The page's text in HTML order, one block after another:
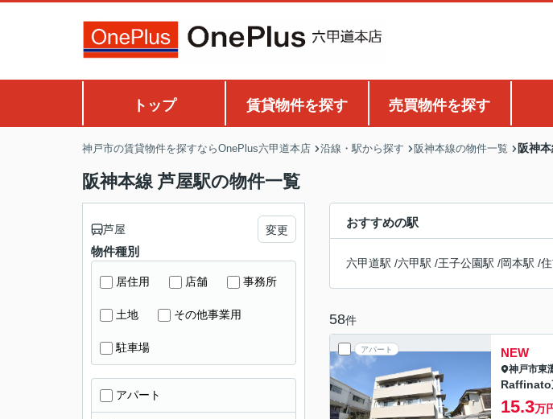
トップ 賃貸物件を探す 売買物件を探す
神戸市の賃貸物件を探すならOnePlus六甲道本店 沿線・駅から探す 阪神本線の物件一覧 阪神
阪神本線 芦屋駅の物件一覧
おすすめの駅
六甲道駅 /六甲駅 /王子公園駅 /岡本駅 /
58件
アパート NEW
神戸市東
Raffinato
15.3万
芦屋 変更
物件種別
居住用 店舗 事務所
土地 その他事業用
駐車場
アパート